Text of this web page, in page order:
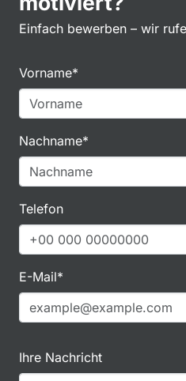
Einfach bewerben – wir
Vorname*
Nachname*
Telefon
E-Mail*
Ihre Nachricht